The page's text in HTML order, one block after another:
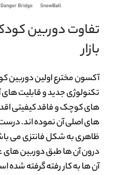
تفاوت دوربین
بازار
آکسون مخترع اولین دوربین
تکنولوژی جدید و قابلیت
های کوچک و فاقد کیفیتی
های اصلی آن نموده اند.
ظاهری به شکل فانتزی می
درون آن ها طبق دوربین های
آن ها به کار رفته گرفته شده